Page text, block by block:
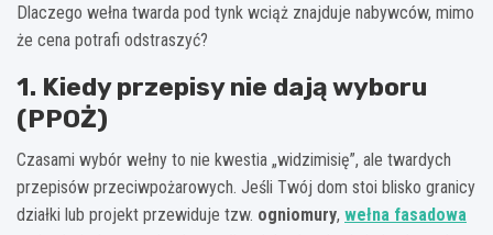
Dlaczego wełna twarda pod tynk wciąż znajduje nabywców, mimo
że cena potrafi odstraszyć?
1. Kiedy przepisy nie dają wyboru
(PPOŻ)
Czasami wybór wełny to nie kwestia „widzimisię”, ale twardych
przepisów przeciwpożarowych. Jeśli Twój dom stoi blisko granicy
działki lub projekt przewiduje tzw. ogniomury, wełna fasadowa